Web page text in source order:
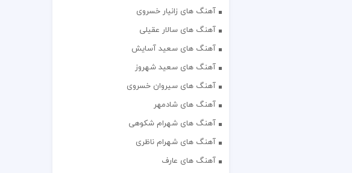
آهنگ های زانیار خسروی
آهنگ های سالار عقیلی
آهنگ های سعید آسایش
آهنگ های سعید شهروز
آهنگ های سیروان خسروی
آهنگ های شادمهر
آهنگ های شهرام شکوهی
آهنگ های شهرام ناظری
آهنگ های عارف